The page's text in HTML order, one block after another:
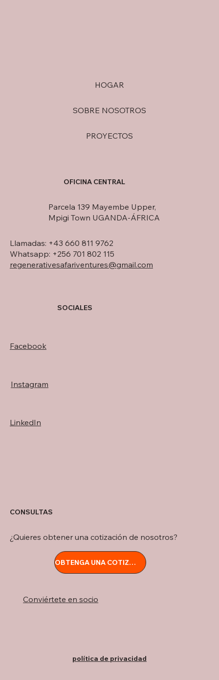
HOGAR
SOBRE NOSOTROS
PROYECTOS
OFICINA CENTRAL
Parcela 139 Mayembe Upper,
Mpigi Town UGANDA-ÁFRICA
Llamadas: +43 660 811 9762
Whatsapp: +256 701 802 115
regenerativesafariventures@gmail.com
SOCIALES
Facebook
Instagram
LinkedIn
CONSULTAS
¿Quieres obtener una cotización de nosotros?
OBTENGA UNA COTIZACIÓN
Conviértete en socio
política de privacidad